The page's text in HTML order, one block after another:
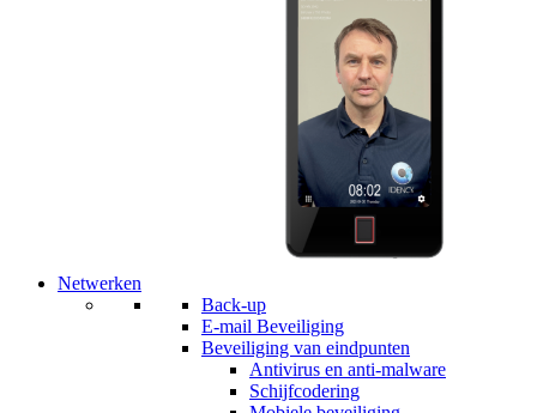
Netwerken
Back-up
E-mail Beveiliging
Beveiliging van eindpunten
Antivirus en anti-malware
Schijfcodering